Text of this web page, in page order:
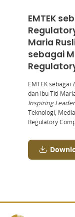
EMTEK
Maria
sebagai
EMTEK sebagai
dan Ibu Titi
Inspiring
Teknologi,
Regulatory